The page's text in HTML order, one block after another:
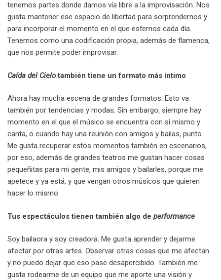
tenemos partes donde damos vía libre a la improvisación. Nos
gusta mantener ese espacio de libertad para sorprendernos y
para incorporar el momento en el que estemos cada día.
Tenemos como una codificación propia, además de flamenca,
que nos permite poder improvisar.
Caída del Cielotambién tiene un formato más íntimo
Ahora hay mucha escena de grandes formatos. Esto va
también por tendencias y modas. Sin embargo, siempre hay
momento en el que el músico se encuentra con sí mismo y
canta, o cuando hay una reunión con amigos y bailas, punto.
Me gusta recuperar estos momentos también en escenarios,
por eso, además de grandes teatros me gustan hacer cosas
pequeñitas para mi gente, mis amigos y bailarles, porque me
apetece y ya está, y que vengan otros músicos que quieren
hacer lo mismo.
Tus espectáculos tienen también algo de performance
Soy bailaora y soy creadora. Me gusta aprender y dejarme
afectar por otras artes. Observar otras cosas que me afectan
y no puedo dejar que eso pase desapercibido. También me
gusta rodearme de un equipo que me aporte una visión y